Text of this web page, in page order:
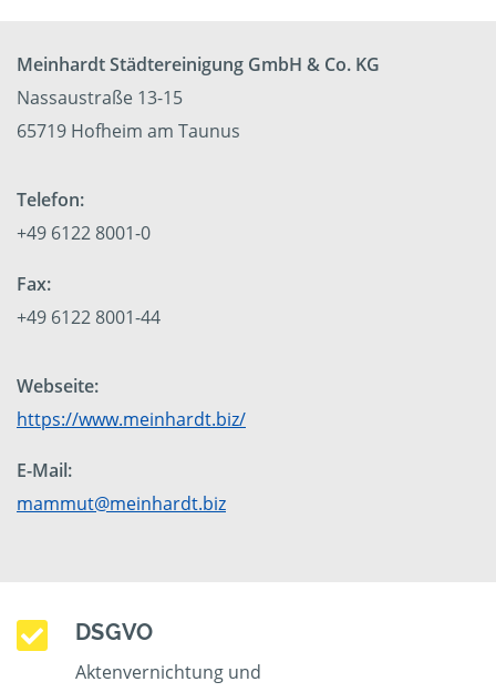
Meinhardt Städtereinigung GmbH & Co. KG
Nassaustraße 13-15
65719 Hofheim am Taunus
Telefon:
+49 6122 8001-0
Fax:
+49 6122 8001-44
Webseite:
https://www.meinhardt.biz/
E-Mail:
mammut@meinhardt.biz
DSGVO
Aktenvernichtung und